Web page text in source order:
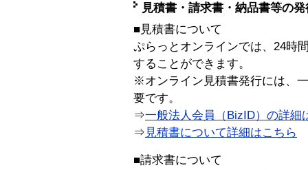
見積書・請求書・納品書等の
■見積書について
ぷらっとオンラインでは、24時
することができます。
※オンライン見積書発行には、
要です。
⇒一般法人会員（BizID）の詳細
⇒ 見積書について詳細はこちら
■請求書について